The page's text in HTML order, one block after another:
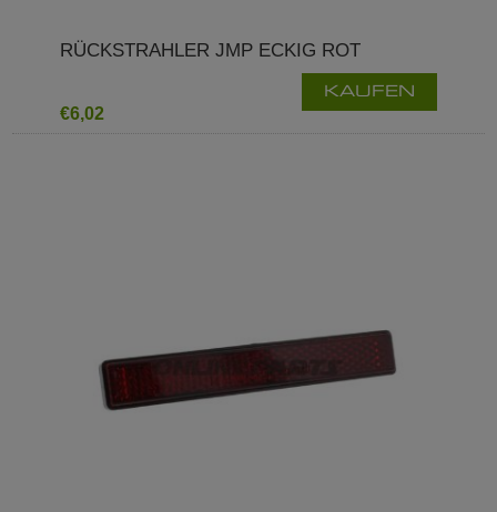
RÜCKSTRAHLER JMP ECKIG ROT
€6,02
KAUFEN